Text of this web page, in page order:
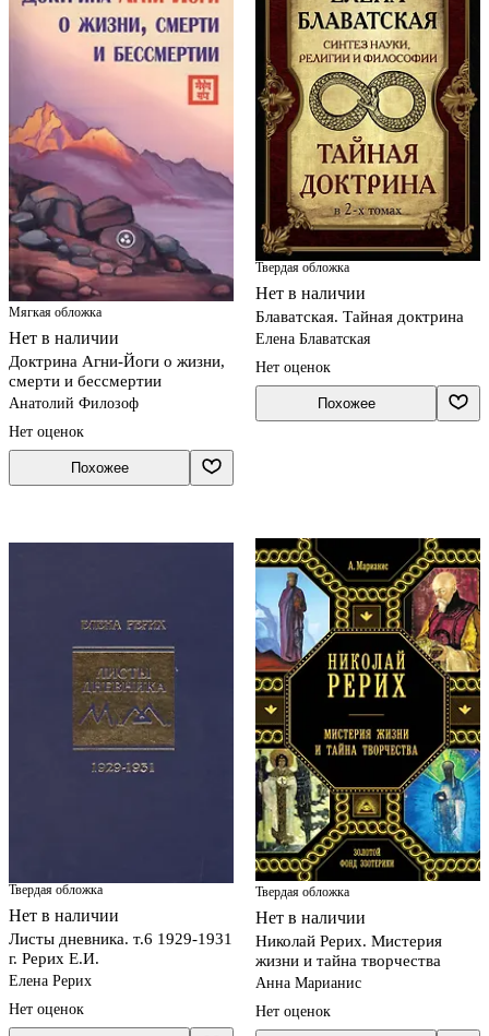
Мягкая обложка
Нет в наличии
Доктрина Агни-Йоги о жизни,
смерти и бессмертии
Анатолий Филозоф
Нет оценок
Похожее
Твердая обложка
Нет в наличии
Блаватская. Тайная доктрина
Елена Блаватская
Нет оценок
Похожее
Твердая обложка
Нет в наличии
Листы дневника. т.6 1929-1931
г. Рерих Е.И.
Елена Рерих
Нет оценок
Твердая обложка
Нет в наличии
Николай Рерих. Мистерия
жизни и тайна творчества
Анна Марианис
Нет оценок